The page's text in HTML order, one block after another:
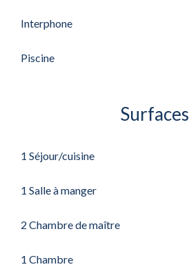
Interphone
Piscine
Surfaces
1 Séjour/cuisine
1 Salle à manger
2 Chambre de maître
1 Chambre